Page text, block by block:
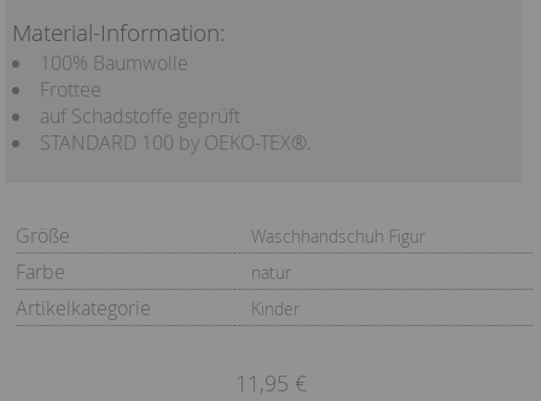
Material-Information:
100% Baumwolle
Frottee
auf Schadstoffe geprüft
STANDARD 100 by OEKO-TEX®.
Größe Waschhandschuh Figur
Farbe natur
Artikelkategorie Kinder
11,95 €